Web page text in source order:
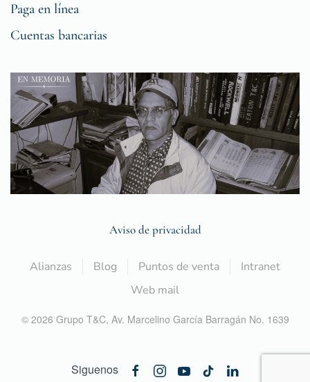
Paga en línea
Cuentas bancarias
Aviso de privacidad
Alianzas Blog Puntos de venta
Intranet
Web mail
© 2026 Grupo T&C, Av. Marcelino García Barragán No. 1639
Siguenos